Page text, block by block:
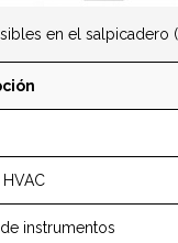
en el salpicadero
instrumentos